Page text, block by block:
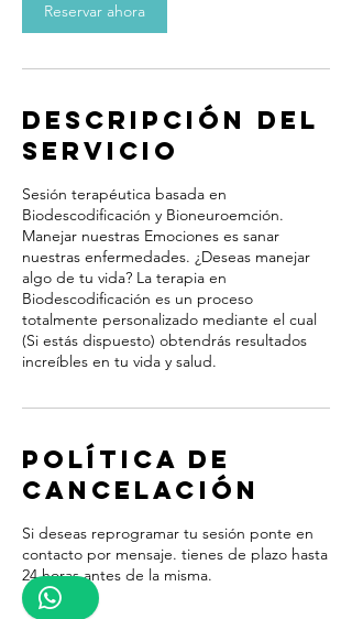
Reservar ahora
Descripción del
servicio
Sesión terapéutica basada en
Biodescodificación y Bioneuroemción.
Manejar nuestras Emociones es sanar
nuestras enfermedades. ¿Deseas manejar
algo de tu vida? La terapia en
Biodescodificación es un proceso
totalmente personalizado mediante el cual
(Si estás dispuesto) obtendrás resultados
increíbles en tu vida y salud.
Política de
cancelación
Si deseas reprogramar tu sesión ponte en
contacto por mensaje. tienes de plazo hasta
24 horas antes de la misma.